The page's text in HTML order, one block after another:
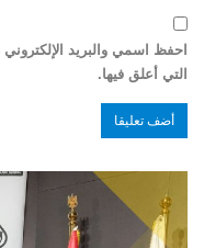
احفظ اسمي والبريد
التي أعلق فيها.